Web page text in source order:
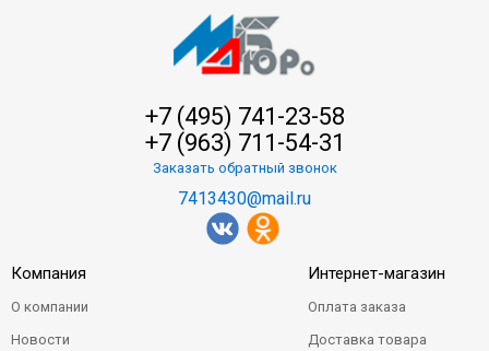
+7 (495) 741-23-58
+7 (963) 711-54-31
Заказать обратный звонок
7413430@mail.ru
Компания
О компании
Новости
Интернет-магазин
Оплата заказа
Доставка товара